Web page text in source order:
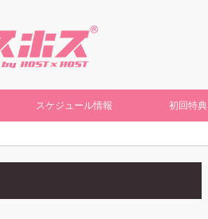
スケジュール情報 初回特典